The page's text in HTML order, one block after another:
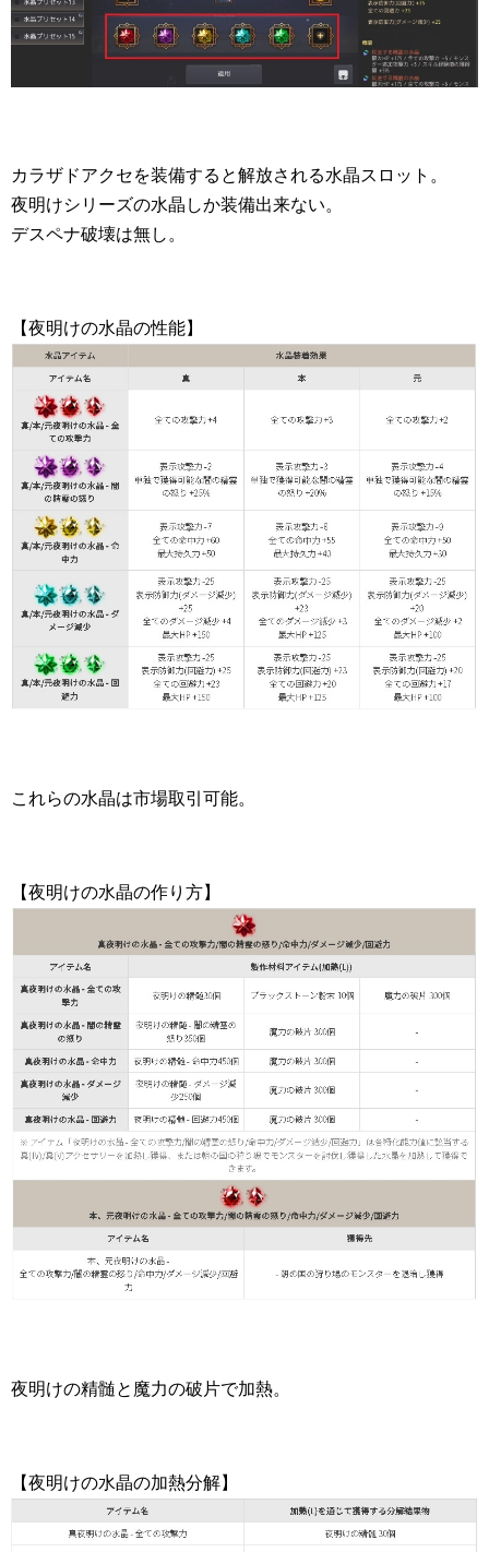
カラザドアクセを装備すると解放される水晶スロット。
夜明けシリーズの水晶しか装備出来ない。
デスペナ破壊は無し。
【夜明けの水晶の性能】
これらの水晶は市場取引可能。
【夜明けの水晶の作り方】
夜明けの精髄と魔力の破片で加熱。
【夜明けの水晶の加熱分解】